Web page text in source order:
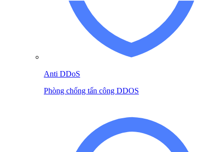
Anti DDoS
Phòng chống tấn công DDOS